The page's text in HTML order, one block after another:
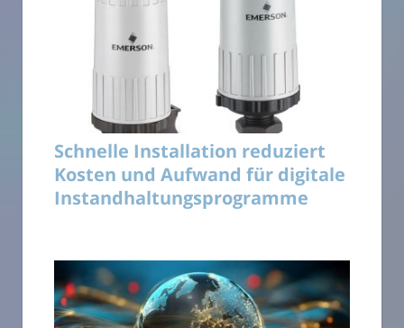
Schnelle Installation reduziert
Kosten und Aufwand für digitale
Instandhaltungsprogramme